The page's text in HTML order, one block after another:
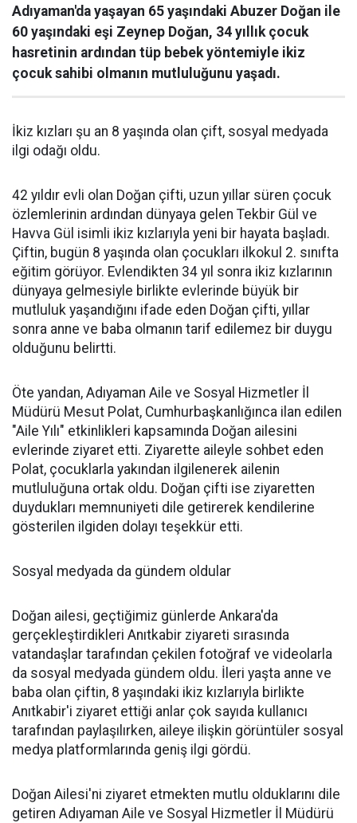
Adıyaman'da yaşayan 65 yaşındaki Abuzer Doğan ile
60 yaşındaki eşi Zeynep Doğan, 34 yıllık çocuk
hasretinin ardından tüp bebek yöntemiyle ikiz
çocuk sahibi olmanın mutluluğunu yaşadı.
İkiz kızları şu an 8 yaşında olan çift, sosyal medyada
ilgi odağı oldu.
42 yıldır evli olan Doğan çifti, uzun yıllar süren çocuk
özlemlerinin ardından dünyaya gelen Tekbir Gül ve
Havva Gül isimli ikiz kızlarıyla yeni bir hayata başladı.
Çiftin, bugün 8 yaşında olan çocukları ilkokul 2. sınıfta
eğitim görüyor. Evlendikten 34 yıl sonra ikiz kızlarının
dünyaya gelmesiyle birlikte evlerinde büyük bir
mutluluk yaşandığını ifade eden Doğan çifti, yıllar
sonra anne ve baba olmanın tarif edilemez bir duygu
olduğunu belirtti.
Öte yandan, Adıyaman Aile ve Sosyal Hizmetler İl
Müdürü Mesut Polat, Cumhurbaşkanlığınca ilan edilen
"Aile Yılı" etkinlikleri kapsamında Doğan ailesini
evlerinde ziyaret etti. Ziyarette aileyle sohbet eden
Polat, çocuklarla yakından ilgilenerek ailenin
mutluluğuna ortak oldu. Doğan çifti ise ziyaretten
duydukları memnuniyeti dile getirerek kendilerine
gösterilen ilgiden dolayı teşekkür etti.
Sosyal medyada da gündem oldular
Doğan ailesi, geçtiğimiz günlerde Ankara'da
gerçekleştirdikleri Anıtkabir ziyareti sırasında
vatandaşlar tarafından çekilen fotoğraf ve videolarla
da sosyal medyada gündem oldu. İleri yaşta anne ve
baba olan çiftin, 8 yaşındaki ikiz kızlarıyla birlikte
Anıtkabir'i ziyaret ettiği anlar çok sayıda kullanıcı
tarafından paylaşılırken, aileye ilişkin görüntüler sosyal
medya platformlarında geniş ilgi gördü.
Doğan Ailesi'ni ziyaret etmekten mutlu olduklarını dile
getiren Adıyaman Aile ve Sosyal Hizmetler İl Müdürü